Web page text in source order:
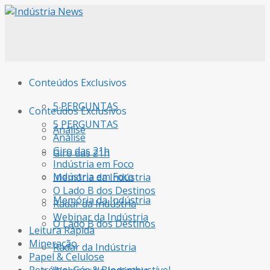
Conteúdos Exclusivos
5 PERGUNTAS
Análise
Giro das 21h
Indústria em Foco
Memória da Indústria
O Lado B dos Destinos
Radar da Indústria
Conteúdos Exclusivos
5 PERGUNTAS
Análise
Giro das 21h
Indústria em Foco
Memória da Indústria
O Lado B dos Destinos
Radar da Indústria
Webinar da Indústria
Leitura Rápida
Mineração
Papel & Celulose